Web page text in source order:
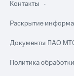
Контакты
Раскрытие
Документы ПАО
Политика